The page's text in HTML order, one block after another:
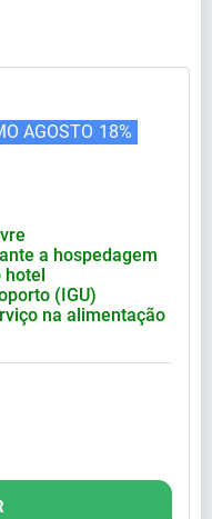
AGOSTO 18%
a hospedagem
hotel
(IGU)
na alimentação